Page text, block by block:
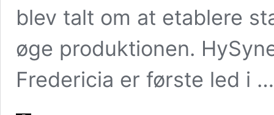
blev talt om at etablere
øge produktionen.
Fredericia er første led i